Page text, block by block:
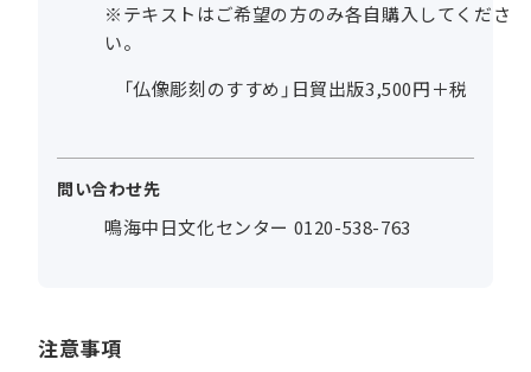
※テキストはご希望の方のみ各自購入してくださ
い。
「仏像彫刻のすすめ」日貿出版3,500円＋税
問い合わせ先
鳴海中日文化センター 0120-538-763
注意事項